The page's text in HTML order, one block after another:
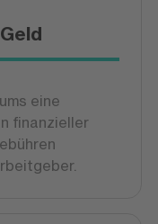
eine
finanzieller